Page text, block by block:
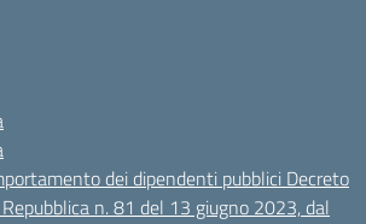
dei dipendenti pubblici Decreto
n. 81 del 13 giugno 2023, dal